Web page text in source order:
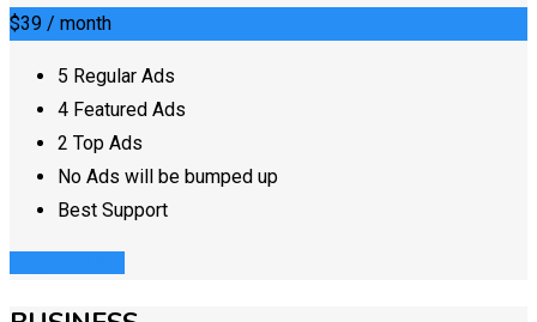
$39 / month
5 Regular Ads
4 Featured Ads
2 Top Ads
No Ads will be bumped up
Best Support